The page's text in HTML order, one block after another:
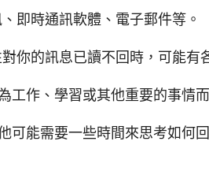
即時通訊軟體、電子郵件等。
你的訊息已讀不回時，可能有
工作、學習或其他重要的事情
可能需要一些時間來思考如何